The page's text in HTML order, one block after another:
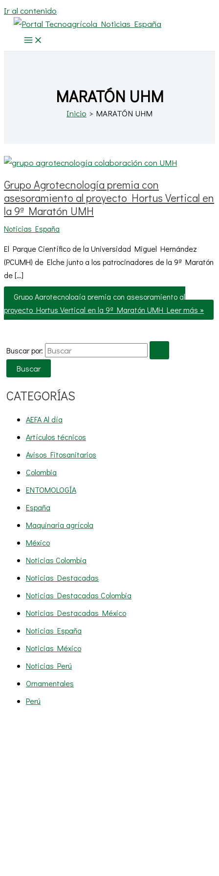
Ir al contenido
MARATÓN UHM
Inicio MARATÓN UHM
Grupo Agrotecnología premia con
asesoramiento al proyecto Hortus Vertical en
la 9ª Maratón UMH
Noticias España
El Parque Científico de la Universidad Miguel Hernández
(PCUMH) de Elche junto a los patrocinadores de la 9ª Maratón
de […]
Grupo Agrotecnología premia con asesoramiento al
proyecto Hortus Vertical en la 9ª Maratón UMH Leer más »
Buscar por:
CATEGORÍAS
AEFA Al día
Artículos técnicos
Avisos Fitosanitarios
Colombia
ENTOMOLOGÍA
España
Maquinaria agrícola
México
Noticias Colombia
Noticias Destacadas
Noticias Destacadas Colombia
Noticias Destacadas México
Noticias España
Noticias México
Noticias Perú
Ornamentales
Perú